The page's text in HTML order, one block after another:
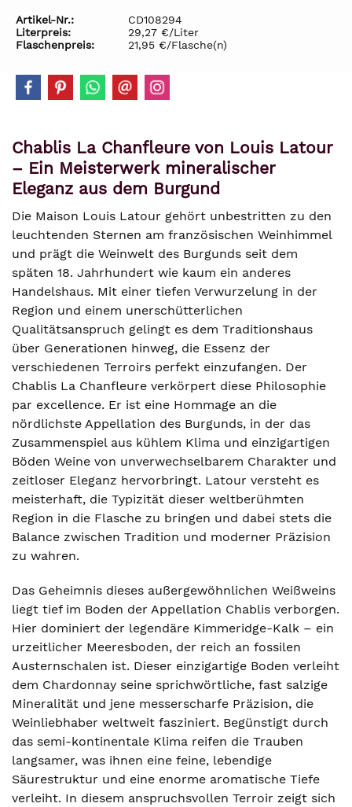
Artikel-Nr.:
CD108294
Literpreis:
29,27 €/Liter
Flaschenpreis:
21,95 €/Flasche(n)
Chablis La Chanfleure von Louis Latour
– Ein Meisterwerk mineralischer
Eleganz aus dem Burgund
Die Maison Louis Latour gehört unbestritten zu den
leuchtenden Sternen am französischen Weinhimmel
und prägt die Weinwelt des Burgunds seit dem
späten 18. Jahrhundert wie kaum ein anderes
Handelshaus. Mit einer tiefen Verwurzelung in der
Region und einem unerschütterlichen
Qualitätsanspruch gelingt es dem Traditionshaus
über Generationen hinweg, die Essenz der
verschiedenen Terroirs perfekt einzufangen. Der
Chablis La Chanfleure verkörpert diese Philosophie
par excellence. Er ist eine Hommage an die
nördlichste Appellation des Burgunds, in der das
Zusammenspiel aus kühlem Klima und einzigartigen
Böden Weine von unverwechselbarem Charakter und
zeitloser Eleganz hervorbringt. Latour versteht es
meisterhaft, die Typizität dieser weltberühmten
Region in die Flasche zu bringen und dabei stets die
Balance zwischen Tradition und moderner Präzision
zu wahren.
Das Geheimnis dieses außergewöhnlichen Weißweins
liegt tief im Boden der Appellation Chablis verborgen.
Hier dominiert der legendäre Kimmeridge-Kalk – ein
urzeitlicher Meeresboden, der reich an fossilen
Austernschalen ist. Dieser einzigartige Boden verleiht
dem Chardonnay seine sprichwörtliche, fast salzige
Mineralität und jene messerscharfe Präzision, die
Weinliebhaber weltweit fasziniert. Begünstigt durch
das semi-kontinentale Klima reifen die Trauben
langsamer, was ihnen eine feine, lebendige
Säurestruktur und eine enorme aromatische Tiefe
verleiht. In diesem anspruchsvollen Terroir zeigt sich